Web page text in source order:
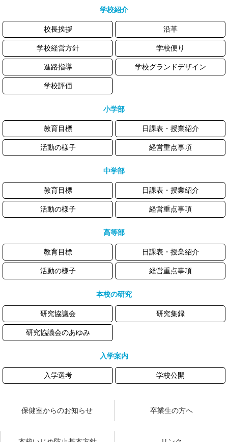
学校紹介
校長挨拶 沿革
学校経営方針 学校便り
進路指導 学校グランドデザイン
学校評価
小学部
教育目標 日課表・授業紹介
活動の様子 経営重点事項
中学部
教育目標 日課表・授業紹介
活動の様子 経営重点事項
高等部
教育目標 日課表・授業紹介
活動の様子 経営重点事項
本校の研究
研究協議会 研究集録
研究協議会のあゆみ
入学案内
入学選考 学校公開
保健室からのお知らせ 卒業生の方へ